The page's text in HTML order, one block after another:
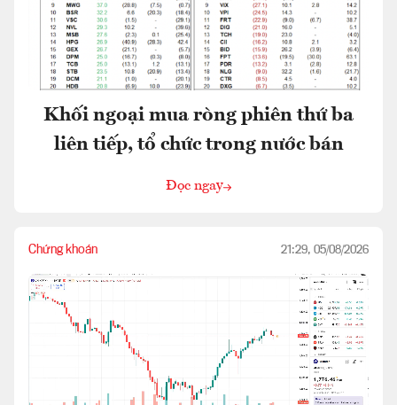
Khối ngoại mua ròng phiên thứ ba
liên tiếp, tổ chức trong nước bán
Đọc ngay
Chứng khoán 21:29, 05/08/2026